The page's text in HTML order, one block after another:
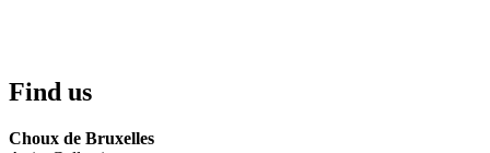
Find us
Choux de Bruxelles